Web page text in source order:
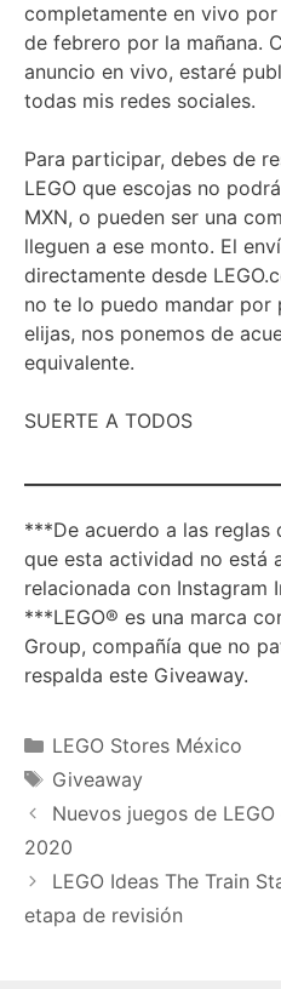
completamente en vivo
de febrero por la mañana.
anuncio en vivo, estaré
todas mis redes sociales.
Para participar, debes de
LEGO que escojas no
MXN, o pueden ser una
lleguen a ese monto. El
directamente desde
no te lo puedo mandar por
elijas, nos ponemos de
equivalente.
SUERTE A TODOS ⁣
⁠***De acuerdo a las reglas
que esta actividad no está
relacionada con Instagram
***LEGO® es una marca
Group, compañía que no
respalda este Giveaway.⁣
Categories
LEGO Stores México
Tags
Giveaway
Nuevos juegos de
2020
LEGO Ideas The Train
etapa de revisión